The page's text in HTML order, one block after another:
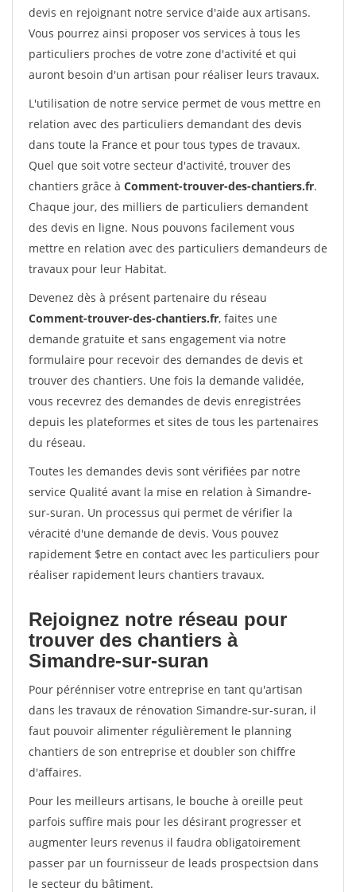
devis en rejoignant notre service d'aide aux artisans.
Vous pourrez ainsi proposer vos services à tous les
particuliers proches de votre zone d'activité et qui
auront besoin d'un artisan pour réaliser leurs travaux.
L'utilisation de notre service permet de vous mettre en
relation avec des particuliers demandant des devis
dans toute la France et pour tous types de travaux.
Quel que soit votre secteur d'activité, trouver des
chantiers grâce à Comment-trouver-des-chantiers.fr.
Chaque jour, des milliers de particuliers demandent
des devis en ligne. Nous pouvons facilement vous
mettre en relation avec des particuliers demandeurs de
travaux pour leur Habitat.
Devenez dès à présent partenaire du réseau
Comment-trouver-des-chantiers.fr, faites une
demande gratuite et sans engagement via notre
formulaire pour recevoir des demandes de devis et
trouver des chantiers. Une fois la demande validée,
vous recevrez des demandes de devis enregistrées
depuis les plateformes et sites de tous les partenaires
du réseau.
Toutes les demandes devis sont vérifiées par notre
service Qualité avant la mise en relation à Simandre-
sur-suran. Un processus qui permet de vérifier la
véracité d'une demande de devis. Vous pouvez
rapidement $etre en contact avec les particuliers pour
réaliser rapidement leurs chantiers travaux.
Rejoignez notre réseau pour
trouver des chantiers à
Simandre-sur-suran
Pour pérénniser votre entreprise en tant qu'artisan
dans les travaux de rénovation Simandre-sur-suran, il
faut pouvoir alimenter régulièrement le planning
chantiers de son entreprise et doubler son chiffre
d'affaires.
Pour les meilleurs artisans, le bouche à oreille peut
parfois suffire mais pour les désirant progresser et
augmenter leurs revenus il faudra obligatoirement
passer par un fournisseur de leads prospectsion dans
le secteur du bâtiment.